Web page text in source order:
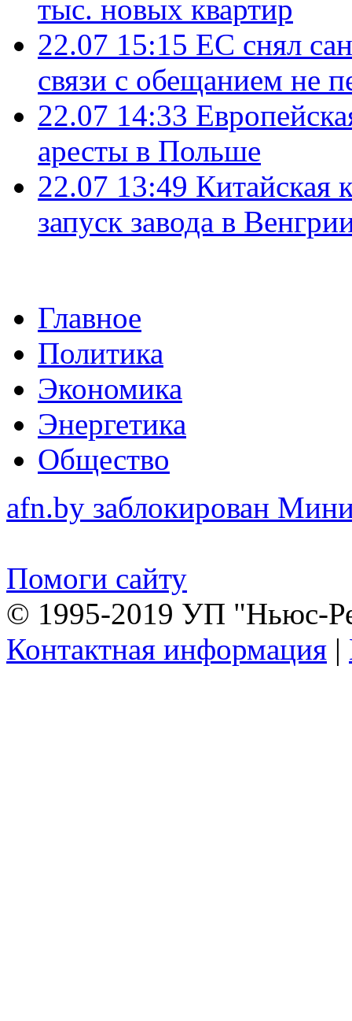
тыс. новых квартир
22.07 15:15 ЕС снял
связи с обещанием не
22.07 14:33
аресты в Польше
22.07 13:49 Китайская
запуск завода в
Главное
Политика
Экономика
Энергетика
Общество
afn.by заблокирован
Помоги сайту
© 1995-2019 УП "Ньюс-
Контактная информация |